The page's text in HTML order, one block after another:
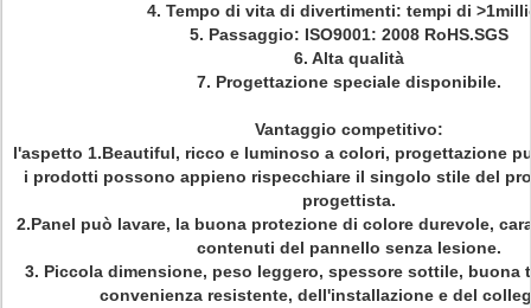
4. Tempo di vita di divertimenti: tempi di
5. Passaggio: ISO9001: 2008 RoHS.SGS
6. Alta qualità
7. Progettazione speciale disponibile.
Vantaggio competitivo:
l'aspetto 1.Beautiful, ricco e luminoso a colori, progettazione
i prodotti possono appieno rispecchiare il singolo stile del
progettista.
2.Panel può lavare, la buona protezione di colore durevole,
contenuti del pannello senza lesione.
3. Piccola dimensione, peso leggero, spessore sottile, buona
convenienza resistente, dell'installazione e del